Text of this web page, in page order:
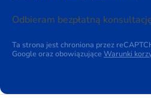
Odbieram bezpłatną
Ta strona jest chroniona przez
Google oraz obowiązujące Warunki